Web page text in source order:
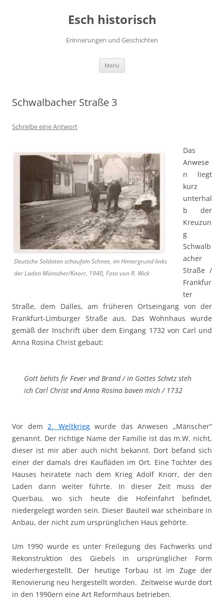
Esch historisch
Erinnerungen und Geschichten
Menü
Schwalbacher Straße 3
Schreibe eine Antwort
Deutsche Soldaten schaufeln Schnee, im Hintergrund links
der Laden Mänscher/Knorr, 1940, Foto von R. Wick
Das
Anwese
n liegt
kurz
unterhal
b der
Kreuzun
g
Schwalb
acher
Straße /
Frankfur
ter
Straße, dem Dalles, am früheren Ortseingang von der
Frankfurt-Limburger Straße aus. Das Wohnhaus wurde
gemäß der Inschrift über dem Eingang 1732 von Carl und
Anna Rosina Christ gebaut:
Gott behits fir Fever vnd Brand / in Gottes Schvtz steh
ich Carl Christ vnd Anna Rosina baven mich / 1732
Vor dem2. Weltkriegwurde das Anwesen „Mänscher“
genannt. Der richtige Name der Familie ist das m.W. nicht,
dieser ist mir aber auch nicht bekannt. Dort befand sich
einer der damals drei Kaufläden im Ort. Eine Tochter des
Hauses heiratete nach dem Krieg Adolf Knorr, der den
Laden dann weiter führte. In dieser Zeit muss der
Querbau, wo sich heute die Hofeinfahrt befindet,
niedergelegt worden sein. Dieser Bauteil war scheinbare in
Anbau, der nicht zum ursprünglichen Haus gehörte.
Um 1990 wurde es unter Freilegung des Fachwerks und
Rekonstruktion des Giebels in ursprünglicher Form
wiederhergestellt. Der heutige Torbau ist im Zuge der
Renovierung neu hergestellt worden. Zeitweise wurde dort
in den 1990ern eine Art Reformhaus betrieben.